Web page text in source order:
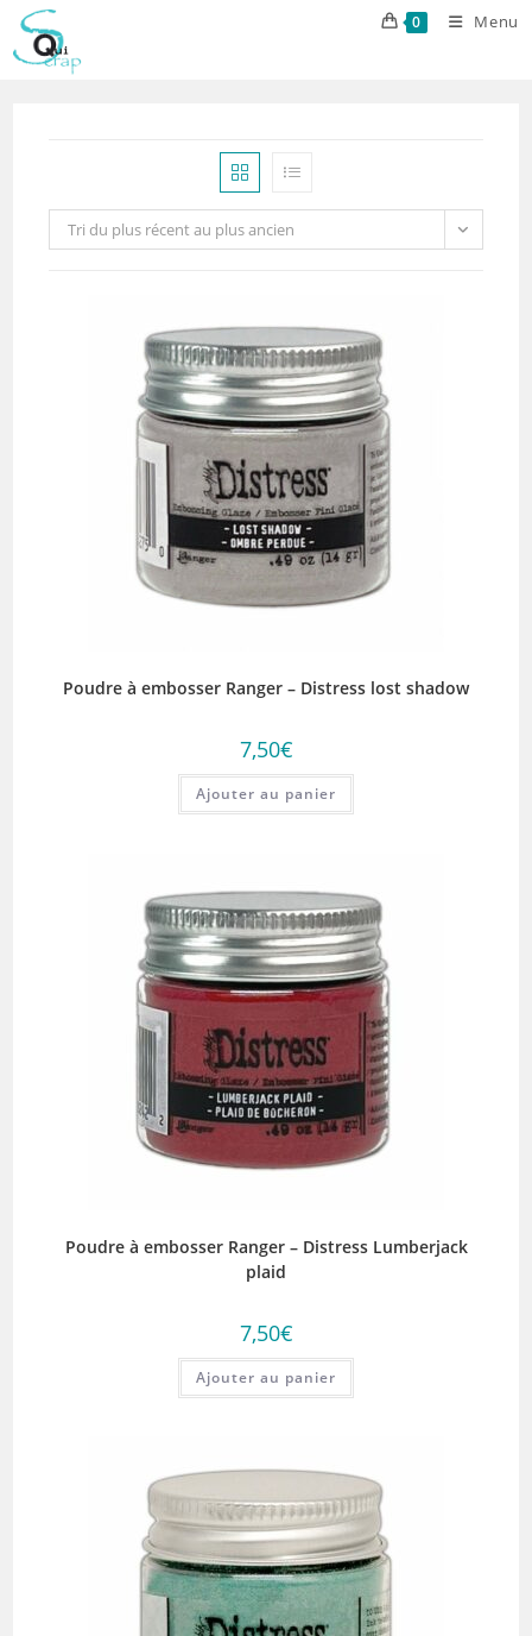
Skip
content
0 Menu
Tri du plus récent au plus ancien
Poudre à embosser Ranger – Distress lost shadow
7,50€
Ajouter au panier
Poudre à embosser Ranger – Distress Lumberjack
plaid
7,50€
Ajouter au panier